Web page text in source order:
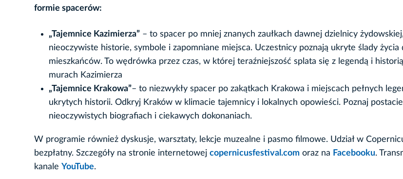
formie spacerów:
„Tajemnice Kazimierza” – to spacer po mniej znanych zaułkach dawnej dzielnicy
nieoczywiste historie, symbole i zapomniane miejsca. Uczestnicy poznają ukryte ślady życia
mieszkańców. To wędrówka przez czas, w której teraźniejszość splata się z legendą i
murach Kazimierza
„Tajemnice Krakowa”– to niezwykły spacer po zakątkach Krakowa i miejscach pełnych
ukrytych historii. Odkryj Kraków w klimacie tajemnicy i lokalnych opowieści. Poznaj postacie
nieoczywistych biografiach i ciekawych dokonaniach.
W programie również dyskusje, warsztaty, lekcje muzealne i pasmo filmowe. Udział w
bezpłatny. Szczegóły na stronie internetowej copernicusfestival.com oraz na Facebooku.
kanale YouTube.